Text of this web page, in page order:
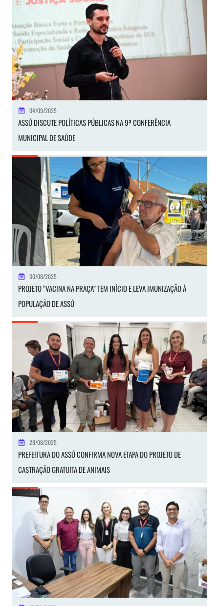
04/09/2025
ASSÚ DISCUTE POLÍTICAS PÚBLICAS NA 9ª CONFERÊNCIA
MUNICIPAL DE SAÚDE
30/08/2025
PROJETO “VACINA NA PRAÇA” TEM INÍCIO E LEVA IMUNIZAÇÃO À
POPULAÇÃO DE ASSÚ
28/08/2025
PREFEITURA DO ASSÚ CONFIRMA NOVA ETAPA DO PROJETO DE
CASTRAÇÃO GRATUITA DE ANIMAIS